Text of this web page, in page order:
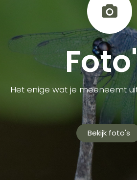
Het enige wat je meeneemt
Bekijk foto's